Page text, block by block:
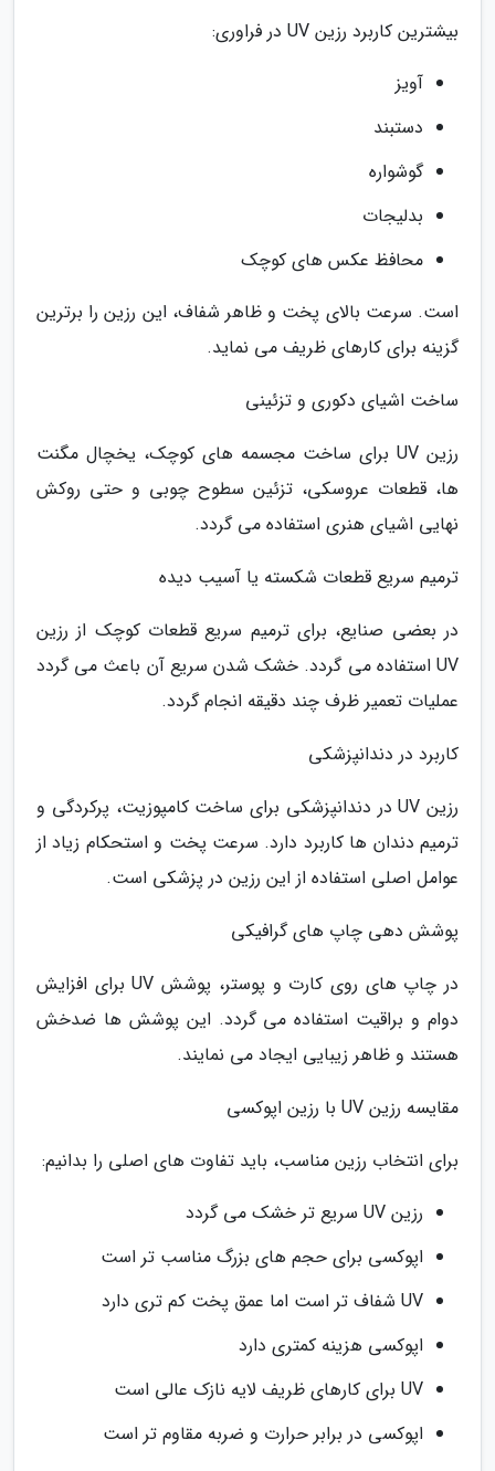
بیشترین کاربرد رزین UV در فراوری:
آویز
دستبند
گوشواره
بدلیجات
محافظ عکس های کوچک
است. سرعت بالای پخت و ظاهر شفاف، این رزین را برترین
گزینه برای کارهای ظریف می نماید.
ساخت اشیای دکوری و تزئینی
رزین UV برای ساخت مجسمه های کوچک، یخچال مگنت
ها، قطعات عروسکی، تزئین سطوح چوبی و حتی روکش
نهایی اشیای هنری استفاده می گردد.
ترمیم سریع قطعات شکسته یا آسیب دیده
در بعضی صنایع، برای ترمیم سریع قطعات کوچک از رزین
UV استفاده می گردد. خشک شدن سریع آن باعث می گردد
عملیات تعمیر ظرف چند دقیقه انجام گردد.
کاربرد در دندانپزشکی
رزین UV در دندانپزشکی برای ساخت کامپوزیت، پرکردگی و
ترمیم دندان ها کاربرد دارد. سرعت پخت و استحکام زیاد از
عوامل اصلی استفاده از این رزین در پزشکی است.
پوشش دهی چاپ های گرافیکی
در چاپ های روی کارت و پوستر، پوشش UV برای افزایش
دوام و براقیت استفاده می گردد. این پوشش ها ضدخش
هستند و ظاهر زیبایی ایجاد می نمایند.
مقایسه رزین UV با رزین اپوکسی
برای انتخاب رزین مناسب، باید تفاوت های اصلی را بدانیم:
رزین UV سریع تر خشک می گردد
اپوکسی برای حجم های بزرگ مناسب تر است
UV شفاف تر است اما عمق پخت کم تری دارد
اپوکسی هزینه کمتری دارد
UV برای کارهای ظریف لایه نازک عالی است
اپوکسی در برابر حرارت و ضربه مقاوم تر است